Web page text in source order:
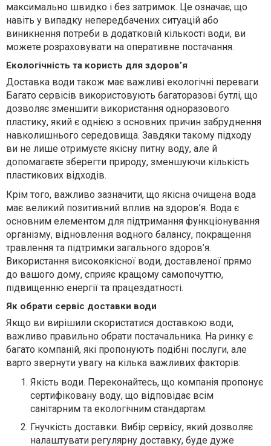
максимально швидко і без затримок. Це означає, що
навіть у випадку непередбачених ситуацій або
виникнення потреби в додатковій кількості води, ви
можете розраховувати на оперативне постачання.
Екологічність та користь для здоров’я
Доставка води також має важливі екологічні переваги.
Багато сервісів використовують багаторазові бутлі, що
дозволяє зменшити використання одноразового
пластику, який є однією з основних причин забруднення
навколишнього середовища. Завдяки такому підходу
ви не лише отримуєте якісну питну воду, але й
допомагаєте зберегти природу, зменшуючи кількість
пластикових відходів.
Крім того, важливо зазначити, що якісна очищена вода
має великий позитивний вплив на здоров’я. Вода є
основним елементом для підтримання функціонування
організму, відновлення водного балансу, покращення
травлення та підтримки загального здоров’я.
Використання високоякісної води, доставленої прямо
до вашого дому, сприяє кращому самопочуттю,
підвищенню енергії та працездатності.
Як обрати сервіс доставки води
Якщо ви вирішили скористатися доставкою води,
важливо правильно обрати постачальника. На ринку є
багато компаній, які пропонують подібні послуги, але
варто звернути увагу на кілька важливих факторів:
Якість води. Переконайтесь, що компанія пропонує
сертифіковану воду, що відповідає всім
санітарним та екологічним стандартам.
Гнучкість доставки. Вибір сервісу, який дозволяє
налаштувати регулярну доставку, буде дуже